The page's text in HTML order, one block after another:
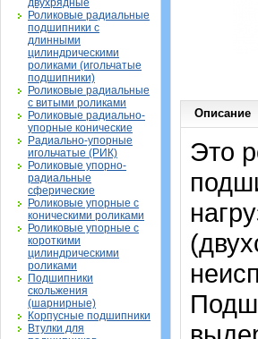
двухрядные
Роликовые радиальные
подшипники с
длинными
цилиндрическими
роликами (игольчатые
подшипники)
Роликовые радиальные
с витыми роликами
Роликовые радиально-
упорные конические
Радиально-упорные
игольчатые (РИК)
Роликовые упорно-
радиальные
сферические
Роликовые упорные с
коническими роликами
Роликовые упорные с
короткими
цилиндрическими
роликами
Подшипники
скольжения
(шарнирные)
Корпусные подшипники
Втулки для
Описание
Это